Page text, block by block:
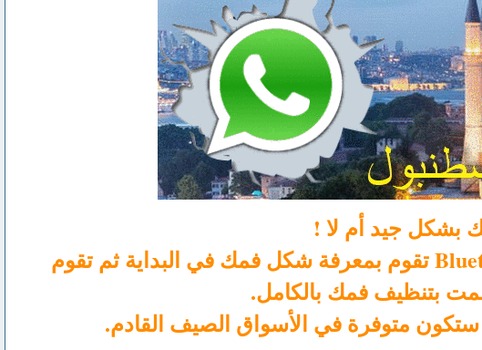
بشكل جيد أم لا !
فرشاة شركة Kolibree و التي يمكنها الإتصال مع هاتفك بإستخدام تقنية الـ Bluetooth تقوم بمعرفة شكل فمك في البداية ثم تقوم
بتنظيف فمك بالكامل.